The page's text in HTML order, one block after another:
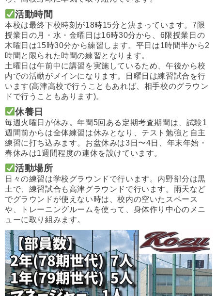
活動時間
本校は最終下校時刻が18時15分と決まっています。7限
授業日 の月・水・金曜日は16時30分から、6限授業日の
木曜日は15時30分から練習します。平日は1時間半から2
時間と限られた時間の練習となります。
土曜日は午前中に講習を実施しているため、午後から校
内での活動がメインになります。日曜日は練習試合を行
います(高津高校で行うこともあれば、相手校のグラウン
ドで行うこともあ ります)。
休養日
毎週火曜日が休み。年間5回ある定期考査期間は、試験1
週間前からは全体練習は休みとなり、テスト勉強と自主
練習に打ち込みます。お盆休みは3日〜4日、年末年始・
春休みは1週間程度の連休を設けています。
活動場所
日々の練習は学校グラウンドで行います。内野部分は黒
土で、練習試合も高津グラウンドで行います。雨天など
でグラウンドが使えない時は、校内の空いたスペース
や、トレーニングルームを使って、 身体作り中心のメニ
ューに取り組みます。